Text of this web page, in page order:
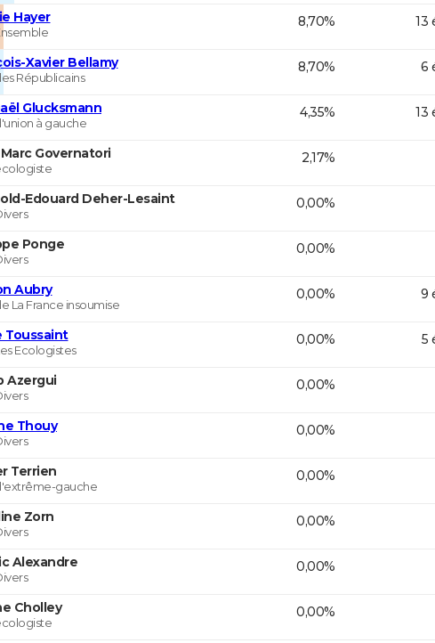
Hayer 8,70% 13
Xavier Bellamy
Républicains
8,70% 6
Glucksmann
à gauche
4,35% 13
Governatori 2,17%
Edouard Deher-Lesaint 0,00%
Ponge 0,00%
Aubry
La France insoumise
0,00% 9
Toussaint
Ecologistes
0,00% 5
Azergui 0,00%
Thouy 0,00%
Terrien
gauche
0,00%
Zorn 0,00%
Alexandre 0,00%
Cholley 0,00%